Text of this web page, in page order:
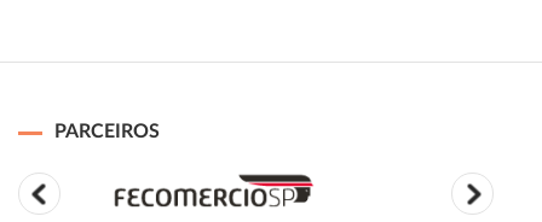
PARCEIROS